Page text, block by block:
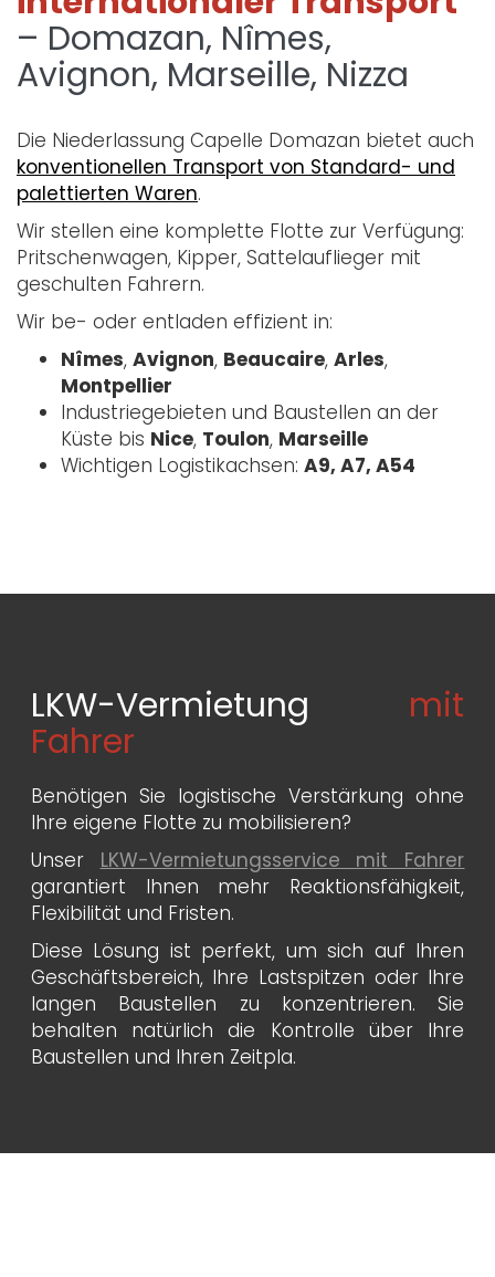
– Domazan, Nîmes,
Avignon, Marseille, Nizza
Die Niederlassung Capelle Domazan bietet auch
konventionellen Transport von Standard- und
palettierten Waren.
Wir stellen eine komplette Flotte zur Verfügung:
Pritschenwagen, Kipper, Sattelauflieger mit
geschulten Fahrern.
Wir be- oder entladen effizient in:
Nîmes, Avignon, Beaucaire, Arles,
Montpellier
Industriegebieten und Baustellen an der
Küste bis Nice, Toulon, Marseille
Wichtigen Logistikachsen: A9, A7, A54
LKW-Vermietung mit
Fahrer
Benötigen Sie logistische Verstärkung ohne
Ihre eigene Flotte zu mobilisieren?
Unser LKW-Vermietungsservice mit Fahrer
garantiert Ihnen mehr Reaktionsfähigkeit,
Flexibilität und Fristen.
Diese Lösung ist perfekt, um sich auf Ihren
Geschäftsbereich, Ihre Lastspitzen oder Ihre
langen Baustellen zu konzentrieren. Sie
behalten natürlich die Kontrolle über Ihre
Baustellen und Ihren Zeitpla.